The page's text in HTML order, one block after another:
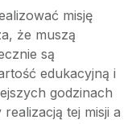
misję
że muszą
są
edukacyjną i
godzinach
tej misji a